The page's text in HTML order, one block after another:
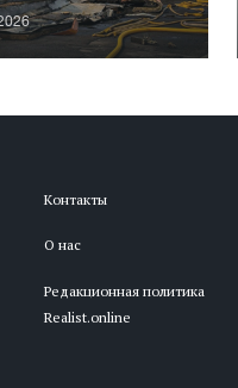
Контакты
О нас
Редакционная политика
Realist.online